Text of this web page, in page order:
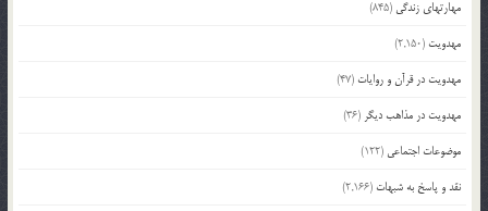
مهارتهای زندگی (845)
مهدویت (2,150)
مهدویت در قرآن و روایات (47)
مهدویت در مذاهب دیگر (36)
موضوعات اجتماعی (122)
نقد و پاسخ به شبهات (2,166)